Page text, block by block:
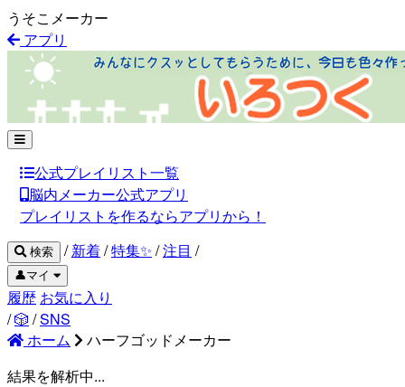
うそこメーカー
アプリ
公式プレイリスト一覧
脳内メーカー公式アプリ
プレイリストを作るならアプリから！
検索 / 新着/特集✨ /注目 /
👤マイ
履歴 お気に入り
/🎲 /SNS
ホーム
ハーフゴッドメーカー
結果を解析中...